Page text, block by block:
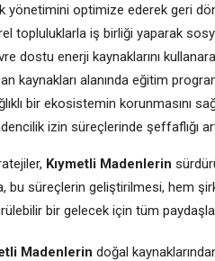
yönetimini optimize ederek geri
topluluklarla iş birliği yaparak
dostu enerji kaynaklarını
kaynakları alanında eğitim
bir ekosistemin korunmasını
izin süreçlerinde şeffaflığı
Kıymetli Madenlerin
bu süreçlerin geliştirilmesi, hem
bir gelecek için tüm
Madenlerin doğal